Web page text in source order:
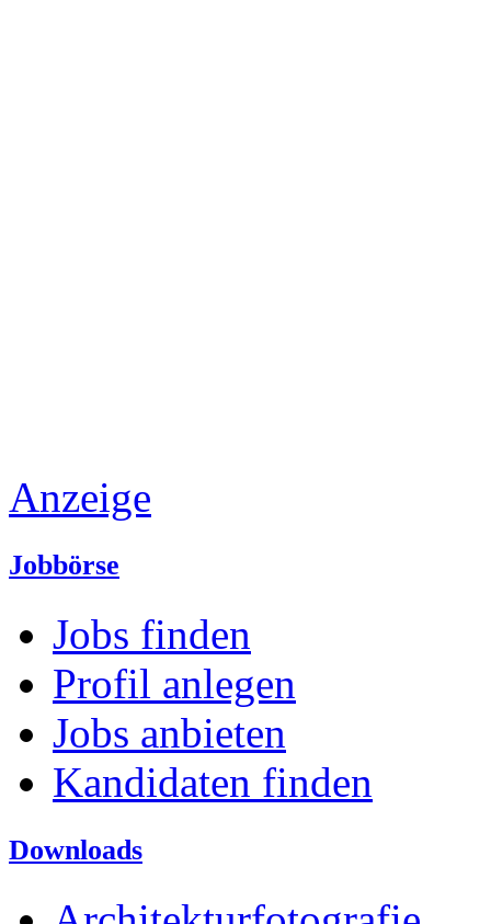
Anzeige
Jobbörse
Jobs finden
Profil anlegen
Jobs anbieten
Kandidaten finden
Downloads